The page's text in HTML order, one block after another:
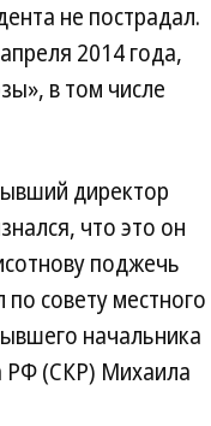
не пострадал.
2014 года,
в том числе
директор
что это он
поджечь
совету местного
начальника
РФ (СКР) Михаила